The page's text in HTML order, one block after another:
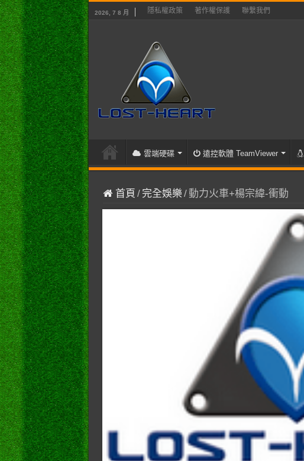
2026, 7 8 月 隱私權政策 著作權保護 聯繫我們
雲端硬碟 遠控軟體 TeamViewer
首頁 / 完全娛樂 /動力火車+楊宗緯-衝動